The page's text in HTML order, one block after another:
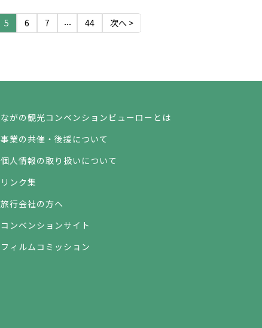
5 6 7 ... 44 次へ >
ながの観光コンベンションビューローとは
事業の共催・後援について
個人情報の取り扱いについて
リンク集
旅行会社の方へ
コンベンションサイト
フィルムコミッション